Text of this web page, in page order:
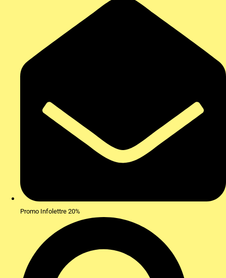
Promo Infolettre 20%